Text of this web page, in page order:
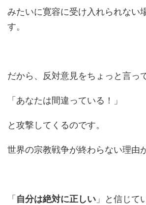
みたいに寛容に受け入れられない
す。
だから、反対意見をちょっと言っ
「あなたは間違っている！」
と攻撃してくるのです。
世界の宗教戦争が終わらない理由
「 自分は絶対に正しい 」と信じて